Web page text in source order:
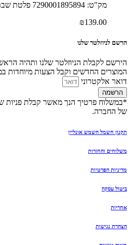
מק"ט: 7290001895894 פלטת שבת גדולה "בראשית" דגם
₪139.00
הרשם לניוזלטר שלנו
הירשם לקבלת הניוזלטר שלנו ותהיה
המוצרים החדשים וקבל הצעות מיוחדות
דואר אלקטרוני
הרשמה
*במשלוח פרטיך הנך מאשר קבלת פניות
של החברה.
תקנון חשמל השמש אונליין
משלוחים והחזרות
מדיניות הפרטיות
ביטול עסקה
אחריות
הצהרת נגישות